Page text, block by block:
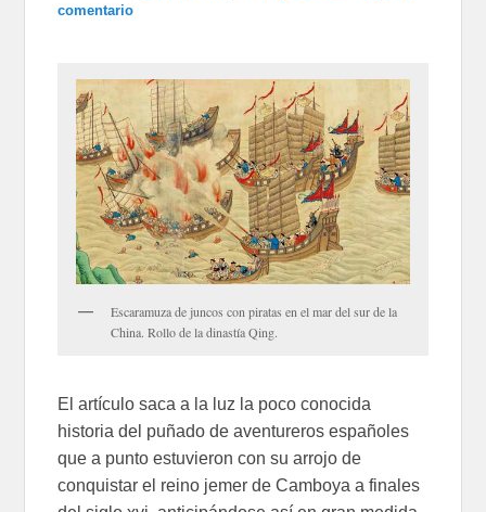
comentario
Escaramuza de juncos con piratas en el mar del sur de la
China. Rollo de la dinastía Qing.
El artículo saca a la luz la poco conocida
historia del puñado de aventureros españoles
que a punto estuvieron con su arrojo de
conquistar el reino jemer de Camboya a finales